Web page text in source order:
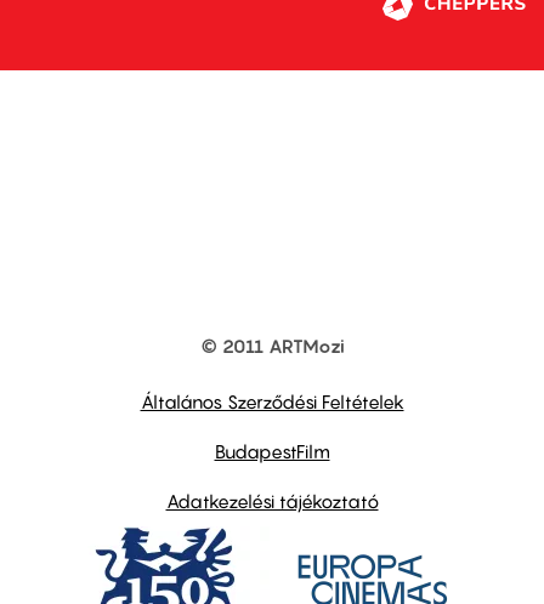
© 2011 ARTMozi
Általános Szerződési Feltételek
BudapestFilm
Adatkezelési tájékoztató